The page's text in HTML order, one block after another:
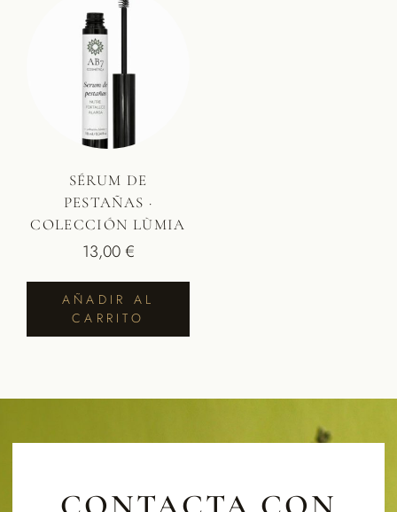
SÉRUM DE
PESTAÑAS ·
COLECCIÓN LÙMIA
13,00€
AÑADIR AL
CARRITO